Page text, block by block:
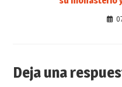
Deja una